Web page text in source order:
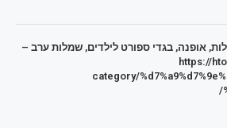
אופנה, בגדי ספורט לילדים, שמלות ערב –
https://
category/